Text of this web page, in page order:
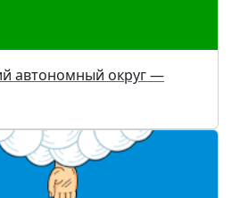
автономный округ —